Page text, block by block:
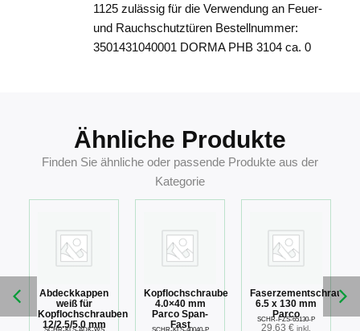
1125 zulässig für die Verwendung an Feuer-
und Rauchschutztüren Bestellnummer:
3501431040001 DORMA PHB 3104 ca. 0
Ähnliche Produkte
Finden Sie ähnliche oder passende Produkte aus der
Kategorie
Abdeckkappen
weiß für
Kopflochschrauben
12/2.5/5.0 mm
Kopflochschraube
4.0×40 mm
Parco Span-
Fast
Faserzementschraube
6.5 x 130 mm
Parco
SCHR-FZS-65130-P
29,63 € inkl.